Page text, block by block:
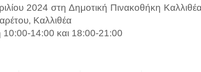
2024 στη Δημοτική Πινακοθήκη
Καλλιθέα
14:00 και 18:00-21:00